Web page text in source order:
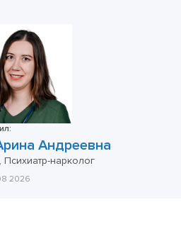
Андреевна
нарколог
2026